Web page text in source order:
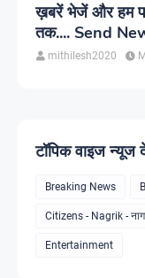
ख़बरें भेजें और हम पहुंचाएंगे, आपकी
तक.... Send
mithilesh2020
टॉपिक वाइज
Breaking News
Citizens - Nagrik -
Entertainment